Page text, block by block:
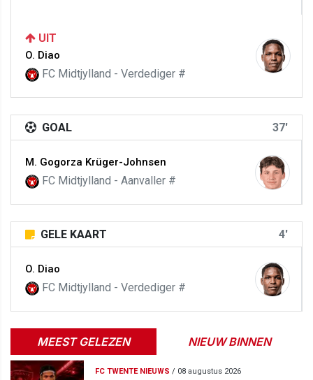
UIT
O. Diao
FC Midtjylland - Verdediger #
GOAL 37'
M. Gogorza Krüger-Johnsen
FC Midtjylland - Aanvaller #
GELE KAART 4'
O. Diao
FC Midtjylland - Verdediger #
MEEST GELEZEN NIEUW BINNEN
FC TWENTE NIEUWS / 08 augustus 2026